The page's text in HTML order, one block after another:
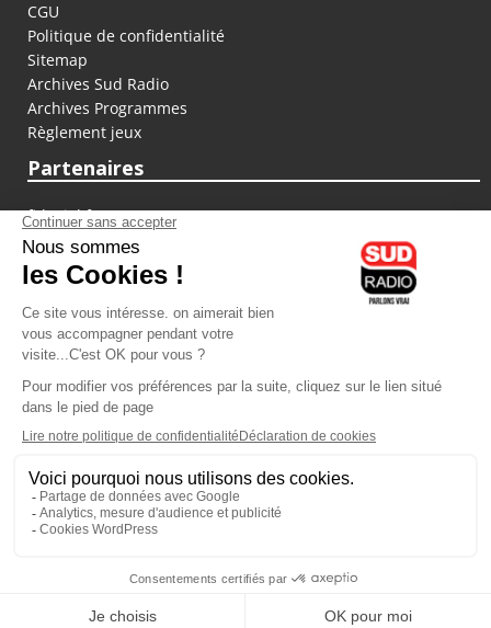
CGU
Politique de confidentialité
Sitemap
Archives Sud Radio
Archives Programmes
Règlement jeux
Partenaires
fiducial.fr
lyoncapitale.fr
olympique-et-lyonnais.com
L'application Iphone / Android
Téléchargez l'application
Les cookies
Gestion des cookies
Crédit photos : ©Sud Radio / Pierre Olivier
Jacques Cardoze
Noémie Halioua
Les débats de l'été